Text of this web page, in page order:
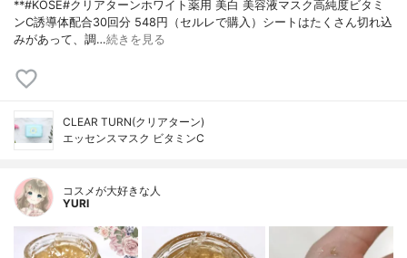
**#KOSE#クリアターンホワイト薬用 美白 美容液マスク高純度ビタミ
ンC誘導体配合⁡30回分 548円（セルレで購入）⁡シートはたくさん切れ込
みがあって、調…続きを見る
CLEAR TURN(クリアターン)
エッセンスマスク ビタミンC
コスメが大好きな人
YURI